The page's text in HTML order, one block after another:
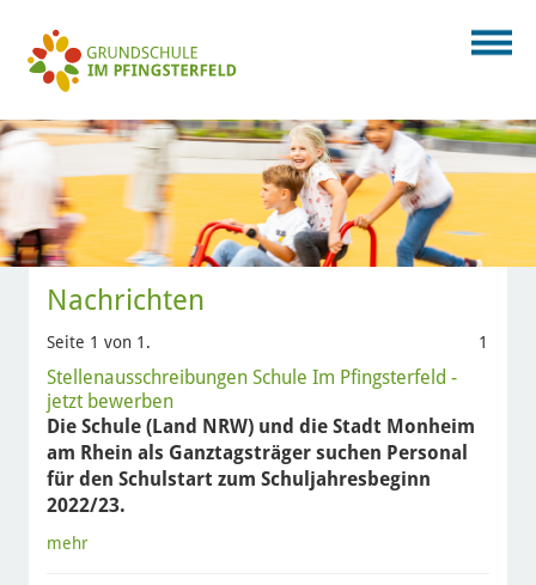
Nachrichten
Seite 1 von 1. 1
Stellenausschreibungen Schule Im Pfingsterfeld -
jetzt bewerben
Die Schule (Land NRW) und die Stadt Monheim
am Rhein als Ganztagsträger suchen Personal
für den Schulstart zum Schuljahresbeginn
2022/23.
mehr